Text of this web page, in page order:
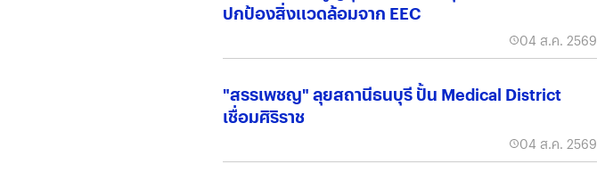
ปกป้องสิ่งแวดล้อมจาก EEC
04 ส.ค. 2569
"สรรเพชญ" ลุยสถานีธนบุรี ปั้น Medical District
เชื่อมศิริราช
04 ส.ค. 2569